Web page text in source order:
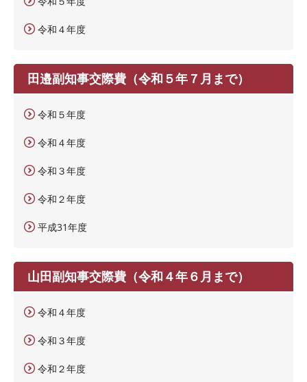
令和４年度
田邉副知事交際費（令和５年７月まで）
令和５年度
令和４年度
令和３年度
令和２年度
平成31年度
山田副知事交際費（令和４年６月まで）
令和４年度
令和３年度
令和２年度